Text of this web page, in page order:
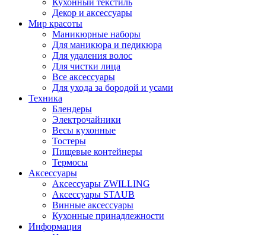
Кухонный текстиль
Декор и аксессуары
Мир красоты
Маникюрные наборы
Для маникюра и педикюра
Для удаления волос
Для чистки лица
Все аксессуары
Для ухода за бородой и усами
Техника
Блендеры
Электрочайники
Весы кухонные
Тостеры
Пищевые контейнеры
Термосы
Аксессуары
Аксессуары ZWILLING
Аксессуары STAUB
Винные аксессуары
Кухонные принадлежности
Информация